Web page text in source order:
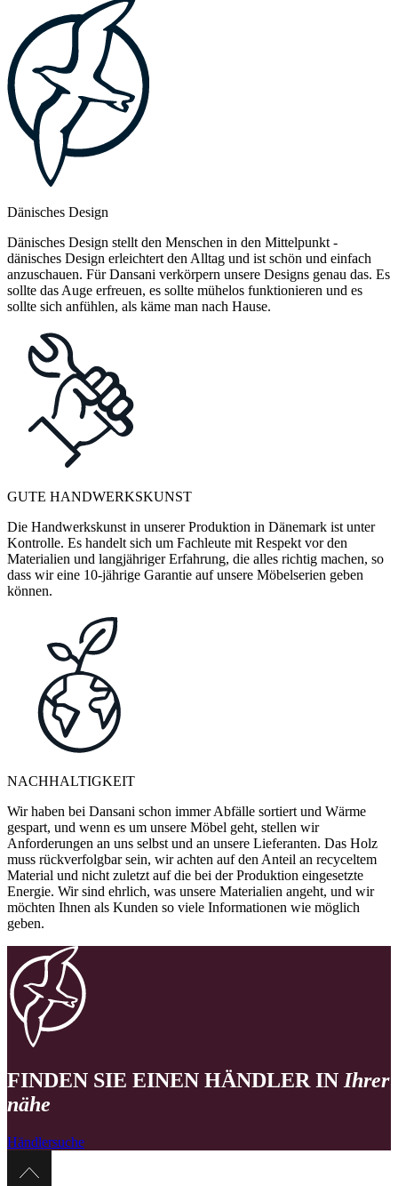
Dänisches Design
Dänisches Design stellt den Menschen in den Mittelpunkt -
dänisches Design erleichtert den Alltag und ist schön und einfach
anzuschauen. Für Dansani verkörpern unsere Designs genau das. Es
sollte das Auge erfreuen, es sollte mühelos funktionieren und es
sollte sich anfühlen, als käme man nach Hause.
GUTE HANDWERKSKUNST
Die Handwerkskunst in unserer Produktion in Dänemark ist unter
Kontrolle. Es handelt sich um Fachleute mit Respekt vor den
Materialien und langjähriger Erfahrung, die alles richtig machen, so
dass wir eine 10-jährige Garantie auf unsere Möbelserien geben
können.
NACHHALTIGKEIT
Wir haben bei Dansani schon immer Abfälle sortiert und Wärme
gespart, und wenn es um unsere Möbel geht, stellen wir
Anforderungen an uns selbst und an unsere Lieferanten. Das Holz
muss rückverfolgbar sein, wir achten auf den Anteil an recyceltem
Material und nicht zuletzt auf die bei der Produktion eingesetzte
Energie. Wir sind ehrlich, was unsere Materialien angeht, und wir
möchten Ihnen als Kunden so viele Informationen wie möglich
geben.
FINDEN SIE EINEN HÄNDLER IN Ihrer
nähe
Händlersuche